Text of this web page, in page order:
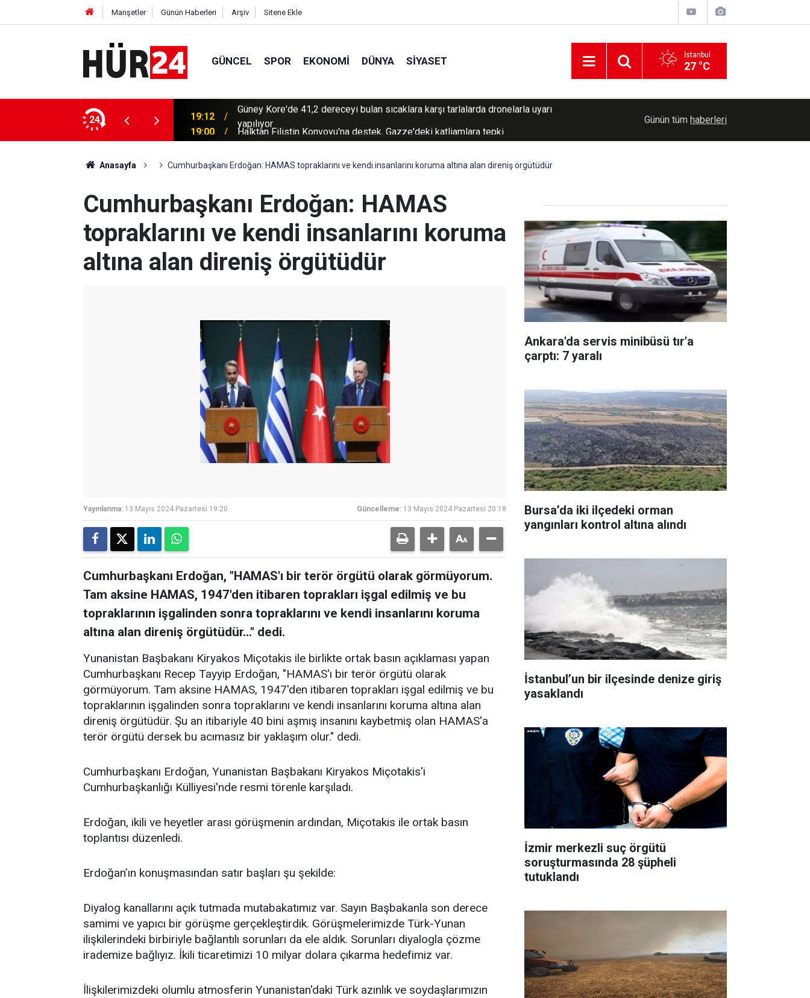
Manşetler Günün Haberleri Arşiv Sitene Ekle
GÜNCEL SPOR EKONOMI DÜNYA SIYASET İstanbul
27 °C
24
sıcaklara karşı tarlalarda dronelarla uyarı
19:00 Halktan Filistin Konvoyu'na destek, Gazze'deki katliamlara tepki İran Dışişleri Bakanı Arakçi'den Hürmüz mesajı
Günün tüm haberleri
Anasayfa Cumhurbaşkanı Erdoğan: HAMAS topraklarını ve kendi insanlarını koruma altına alan direniş örgütüdür
Cumhurbaşkanı Erdoğan: HAMAS
topraklarını ve kendi insanlarını koruma
altına alan direniş örgütüdür
Yayınlanma: 13 Mayıs 2024 Pazartesi 19:20 Güncelleme: 13 Mayıs 2024 Pazartesi 20:18
Cumhurbaşkanı Erdoğan, "HAMAS'ı bir terör örgütü olarak görmüyorum.
Tam aksine HAMAS, 1947'den itibaren toprakları işgal edilmiş ve bu
topraklarının işgalinden sonra topraklarını ve kendi insanlarını koruma
altına alan direniş örgütüdür..." dedi.
Yunanistan Başbakanı Kiryakos Miçotakis ile birlikte ortak basın açıklaması yapan
Cumhurbaşkanı Recep Tayyip Erdoğan, "HAMAS'ı bir terör örgütü olarak
görmüyorum. Tam aksine HAMAS, 1947'den itibaren toprakları işgal edilmiş ve bu
topraklarının işgalinden sonra topraklarını ve kendi insanlarını koruma altına alan
direniş örgütüdür. Şu an itibariyle 40 bini aşmış insanını kaybetmiş olan HAMAS'a
terör örgütü dersek bu acımasız bir yaklaşım olur." dedi.
Cumhurbaşkanı Erdoğan, Yunanistan Başbakanı Kiryakos Miçotakis'i
Cumhurbaşkanlığı Külliyesi'nde resmi törenle karşıladı.
Erdoğan, ikili ve heyetler arası görüşmenin ardından, Miçotakis ile ortak basın
toplantısı düzenledi.
Erdoğan’ın konuşmasından satır başları şu şekilde:
Diyalog kanallarını açık tutmada mutabakatımız var. Sayın Başbakanla son derece
samimi ve yapıcı bir görüşme gerçekleştirdik. Görüşmelerimizde Türk-Yunan
ilişkilerindeki birbiriyle bağlantılı sorunları da ele aldık. Sorunları diyalogla çözme
irademize bağlıyız. İkili ticaretimizi 10 milyar dolara çıkarma hedefimiz var.
İlişkilerimizdeki olumlu atmosferin Yunanistan'daki Türk azınlık ve soydaşlarımızın
Ankara'da servis minibüsü tır'a
çarptı: 7 yaralı
Bursa’da iki ilçedeki orman
yangınları kontrol altına alındı
İstanbul’un bir ilçesinde denize giriş
yasaklandı
İzmir merkezli suç örgütü
soruşturmasında 28 şüpheli
tutuklandı